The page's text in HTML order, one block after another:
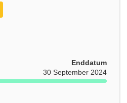
Enddatum
30 September 2024